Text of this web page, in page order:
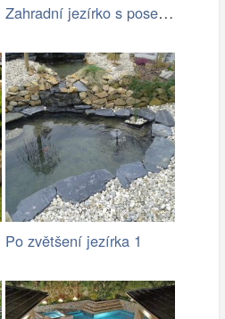
Zahradní jezírko s posezením ve stínu
Po zvětšení jezírka 1